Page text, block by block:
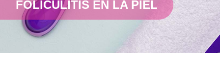
FOLICULITIS EN LA PIEL